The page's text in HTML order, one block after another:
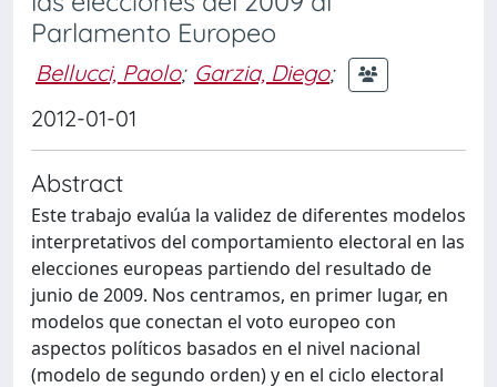
Parlamento Europeo
Bellucci, Paolo; Garzia, Diego;
2012-01-01
Abstract
Este trabajo evalúa la validez de diferentes modelos
interpretativos del comportamiento electoral en las
elecciones europeas partiendo del resultado de
junio de 2009. Nos centramos, en primer lugar, en
modelos que conectan el voto europeo con
aspectos políticos basados en el nivel nacional
(modelo de segundo orden) y en el ciclo electoral